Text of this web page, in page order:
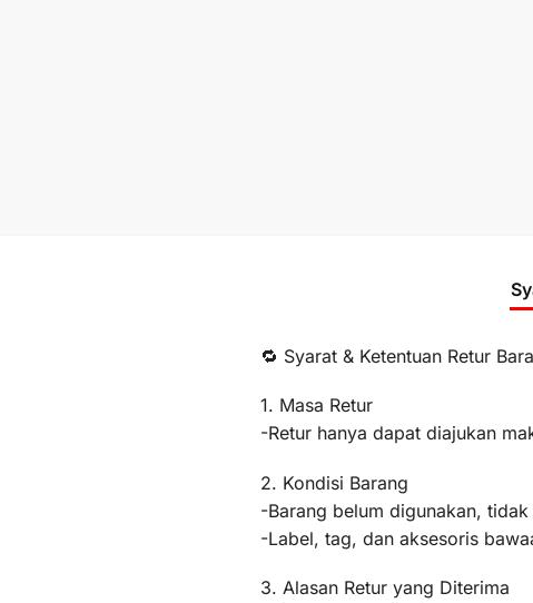
🔁 Syarat & Ketentuan Retur
1. Masa Retur
-Retur hanya dapat diajukan
2. Kondisi Barang
-Barang belum digunakan,
-Label, tag, dan aksesoris
3. Alasan Retur yang Diterima